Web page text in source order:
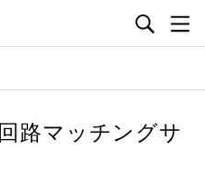
路マッチングサ